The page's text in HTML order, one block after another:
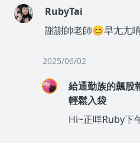
RubyTai
謝謝帥老師😊早尢尢
2025/06/02
給通勤族的飆股
輕鬆入袋
Hi~正咩Ruby